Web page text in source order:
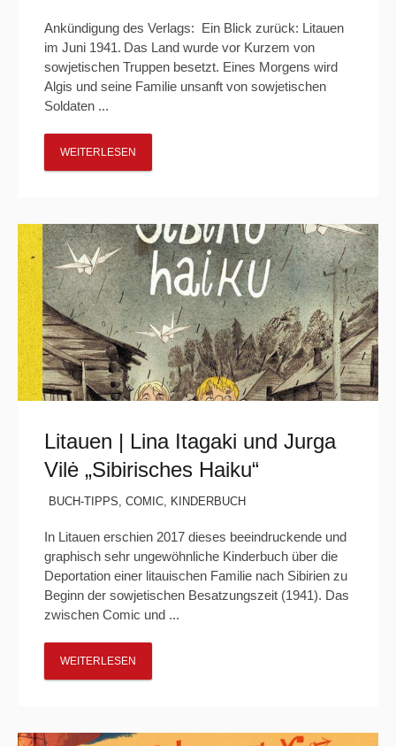
Ankündigung des Verlags: Ein Blick zurück: Litauen
im Juni 1941. Das Land wurde vor Kurzem von
sowjetischen Truppen besetzt. Eines Morgens wird
Algis und seine Familie unsanft von sowjetischen
Soldaten ...
WEITERLESEN
Litauen | Lina Itagaki und Jurga
Vilė „Sibirisches Haiku“
BUCH-TIPPS, COMIC, KINDERBUCH
In Litauen erschien 2017 dieses beeindruckende und
graphisch sehr ungewöhnliche Kinderbuch über die
Deportation einer litauischen Familie nach Sibirien zu
Beginn der sowjetischen Besatzungszeit (1941). Das
zwischen Comic und ...
WEITERLESEN